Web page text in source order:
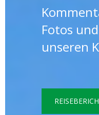
Fotos
unseren